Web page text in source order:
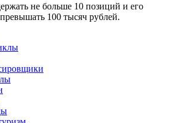
не больше 10 позиций и его
100 тысяч рублей.